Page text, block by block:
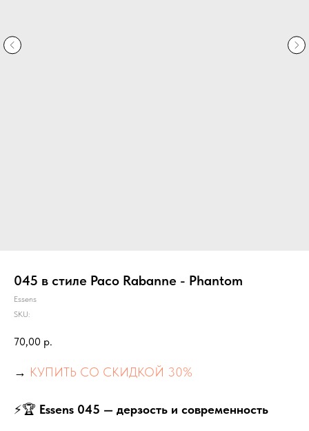
045 в стиле Paco Rabanne - Phantom
Essens
SKU:
70,00 р.
→ КУПИТЬ СО СКИДКОЙ 30%
⚡🏆 Essens 045 — дерзость и современность